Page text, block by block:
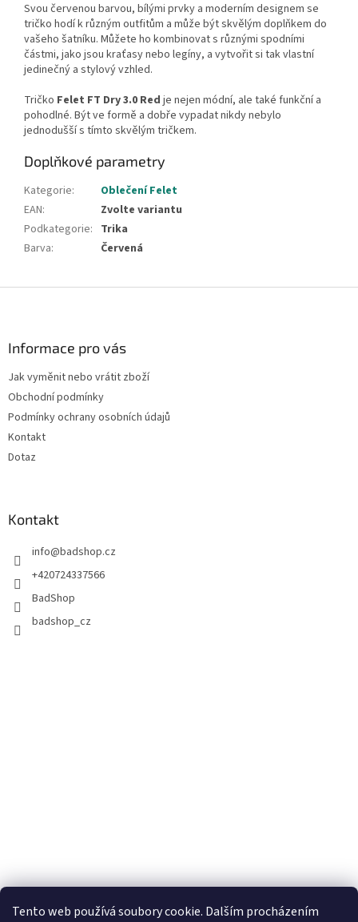
Tento web používá soubory cookie. Dalším procházením
Svou červenou barvou, bílými prvky a moderním designem se
tričko hodí k různým outfitům a může být skvělým doplňkem do
vašeho šatníku. Můžete ho kombinovat s různými spodními
částmi, jako jsou kraťasy nebo legíny, a vytvořit si tak vlastní
jedinečný a stylový vzhled.
Tričko Felet FT Dry 3.0 Red je nejen módní, ale také funkční a
pohodlné. Být ve formě a dobře vypadat nikdy nebylo
jednodušší s tímto skvělým tričkem.
Doplňkové parametry
Kategorie:
Oblečení Felet
EAN:
Zvolte variantu
Podkategorie: Trika
Barva: Červená
Informace pro vás
Jak vyměnit nebo vrátit zboží
Obchodní podmínky
Podmínky ochrany osobních údajů
Kontakt
Dotaz
Kontakt
info@badshop.cz
+420724337566
BadShop
badshop_cz